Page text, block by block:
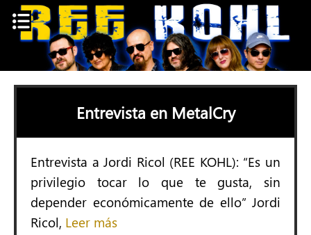
Skip
Entrevista en MetalCry
Entrevista a Jordi Ricol (REE KOHL): “Es un
privilegio tocar lo que te gusta, sin
depender económicamente de ello” Jordi
Ricol, Leer más